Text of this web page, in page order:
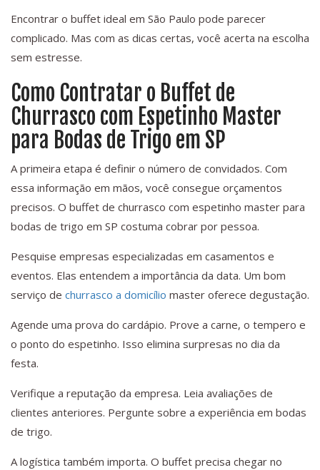
Encontrar o buffet ideal em São Paulo pode parecer
complicado. Mas com as dicas certas, você acerta na escolha
sem estresse.
Como Contratar o Buffet de
Churrasco com Espetinho Master
para Bodas de Trigo em SP
A primeira etapa é definir o número de convidados. Com
essa informação em mãos, você consegue orçamentos
precisos. O buffet de churrasco com espetinho master para
bodas de trigo em SP costuma cobrar por pessoa.
Pesquise empresas especializadas em casamentos e
eventos. Elas entendem a importância da data. Um bom
serviço de churrasco a domicílio master oferece degustação.
Agende uma prova do cardápio. Prove a carne, o tempero e
o ponto do espetinho. Isso elimina surpresas no dia da
festa.
Verifique a reputação da empresa. Leia avaliações de
clientes anteriores. Pergunte sobre a experiência em bodas
de trigo.
A logística também importa. O buffet precisa chegar no